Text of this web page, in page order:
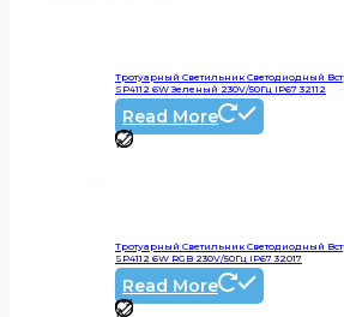
Тротуарный Светильник Светодиодный
SP4112 6W Зеленый 230V/50Гц IP67 32112
Read More
Тротуарный Светильник Светодиодный
SP4112 6W RGB 230V/50Гц IP67 32017
Read More